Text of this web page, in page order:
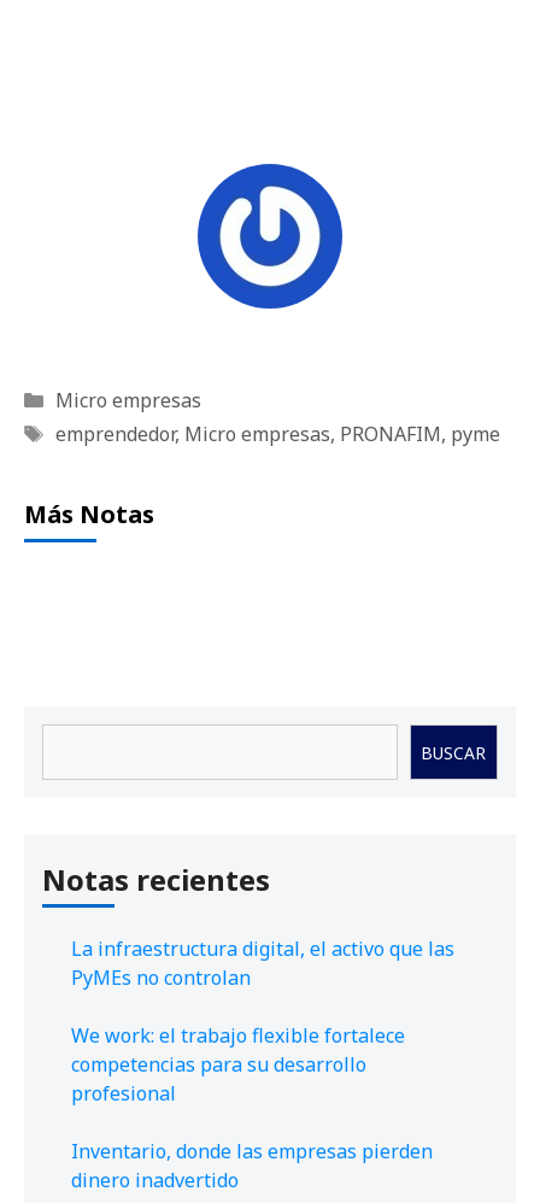
Categorías
Micro empresas
Etiquetas
emprendedor, Micro empresas, PRONAFIM, pyme
Más Notas
BUSCAR
Notas recientes
La infraestructura digital, el activo que las
PyMEs no controlan
We work: el trabajo flexible fortalece
competencias para su desarrollo
profesional
Inventario, donde las empresas pierden
dinero inadvertido